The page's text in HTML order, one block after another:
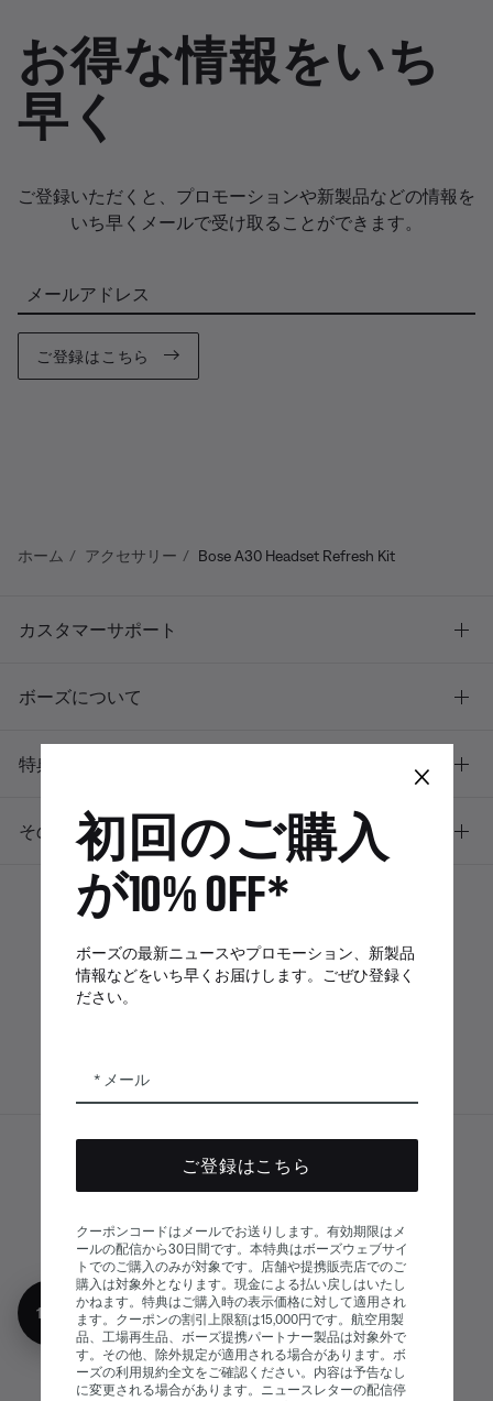
お得な情報をいち
早く
ご登録いただくと、プロモーションや新製品などの情報を
いち早くメールで受け取ることができます。
メールアドレス
ご登録はこちら
ホーム アクセサリー Bose A30 Headset Refresh Kit
カスタマーサポート
ボーズについて
特典
その他のリンク
プリ
App
© Bose Corporation 2026 サイトマップ
アクセシビリティ
クッキーに関する通知 販売条件
利用条件
現代奴隷制に関する声明
×
初回のご購入
が10% OFF*
ボーズの最新ニュースやプロモーション、新製品
情報などをいち早くお届けします。ごぜひ登録く
ださい。
メール
ご登録はこちら
クーポンコードはメールでお送りします。有効期限はメ
ールの配信から30日間です。本特典はボーズウェブサイ
トでのご購入のみが対象です。店舗や提携販売店でのご
購入は対象外となります。現金による払い戻しはいたし
かねます。特典はご購入時の表示価格に対して適用され
ます。クーポンの割引上限額は15,000円です。航空用製
品、工場再生品、ボーズ提携パートナー製品は対象外で
す。その他、除外規定が適用される場合があります。ボ
ーズの利用規約全文をご確認ください。内容は予告なし
に変更される場合があります。ニュースレターの配信停
10%オフ